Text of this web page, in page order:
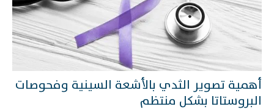
أهمية تصوير الثدي بالأشعة السينية وفحوصات
البروستاتا بشكل منتظم